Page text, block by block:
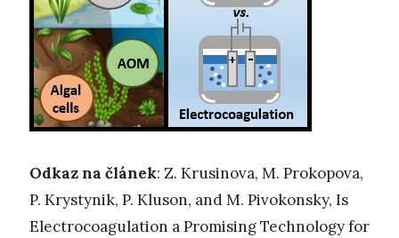
Odkaz na článek: Z. Krusinova, M. Prokopova,
P. Krystynik, P. Kluson, and M. Pivokonsky, Is
Electrocoagulation a Promising Technology for